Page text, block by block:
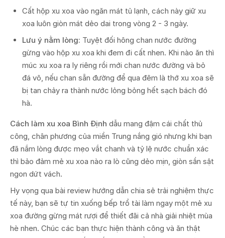
Cất hộp xu xoa vào ngăn mát tủ lạnh, cách này giữ xu
xoa luôn giòn mát dẻo dai trong vòng 2 - 3 ngày.
Lưu ý nằm lòng: Tuyệt đối hông chan nước đường
gừng vào hộp xu xoa khi đem đi cất nhen. Khi nào ăn thì
múc xu xoa ra ly riêng rồi mới chan nước đường và bỏ
đá vô, nếu chan sẵn đường để qua đêm là thớ xu xoa sẽ
bị tan chảy ra thành nước lỏng bỏng hết sạch bách đó
hà.
Cách làm xu xoa Bình Định dẫu mang đậm cái chất thủ
công, chân phương của miền Trung nắng gió nhưng khi bạn
đã nắm lòng được mẹo vắt chanh và tỷ lệ nước chuẩn xác
thì bảo đảm mẻ xu xoa nào ra lò cũng dẻo mịn, giòn sần sật
ngon dứt vách.
Hy vọng qua bài review hướng dẫn chia sẻ trải nghiệm thực
tế này, bạn sẽ tự tin xuống bếp trổ tài làm ngay một mẻ xu
xoa đường gừng mát rượi để thiết đãi cả nhà giải nhiệt mùa
hè nhen. Chúc các bạn thực hiện thành công và ăn thật